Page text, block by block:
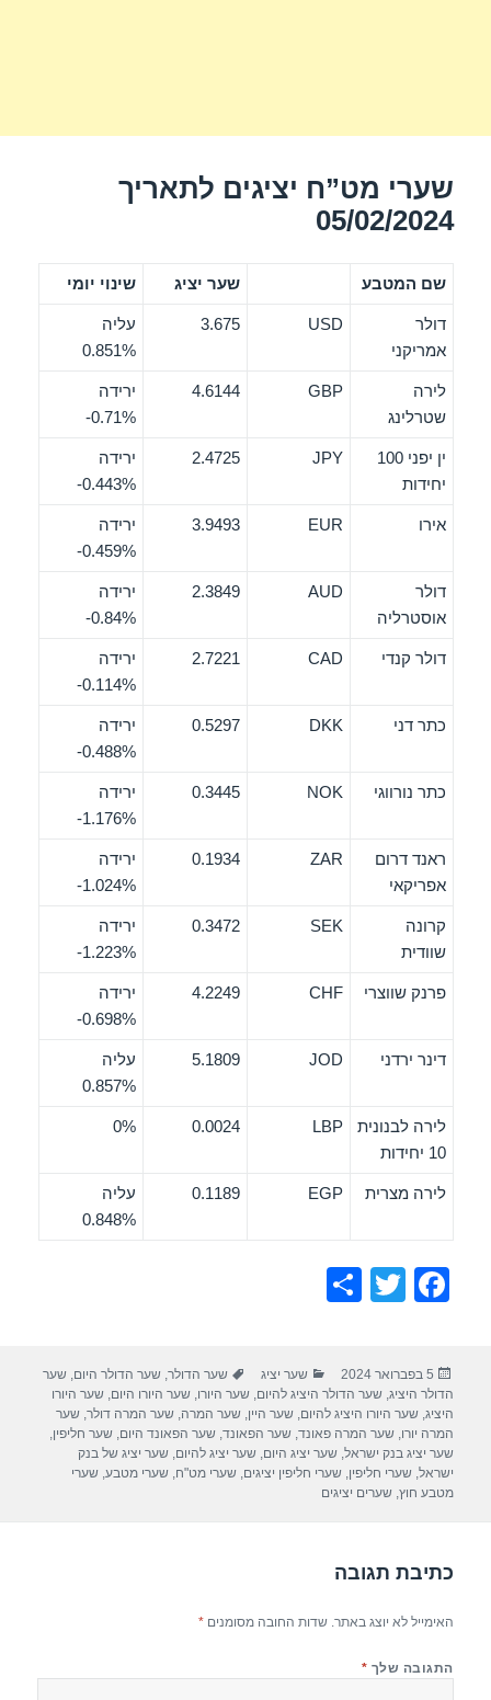
שערי מט”ח יציגים לתאריך
05/02/2024
שם המטבע שער יציג שינוי יומי
דולר
אמריקני
USD
3.675
עליה
0.851%
לירה
שטרלינג
GBP
4.6144
ירידה
‎-0.71%
ין יפני 100
יחידות
JPY
2.4725
ירידה
‎-0.443%
אירו EUR
3.9493
ירידה
‎-0.459%
דולר
אוסטרליה
AUD
2.3849
ירידה
‎-0.84%
דולר קנדי CAD
2.7221
ירידה
‎-0.114%
כתר דני DKK
0.5297
ירידה
‎-0.488%
כתר נורווגי NOK
0.3445
ירידה
‎-1.176%
ראנד דרום
אפריקאי
ZAR
0.1934
ירידה
‎-1.024%
קרונה
שוודית
SEK
0.3472
ירידה
‎-1.223%
פרנק שווצרי CHF
4.2249
ירידה
‎-0.698%
דינר ירדני JOD
5.1809
עליה
0.857%
לירה לבנונית
10 יחידות
LBP
0.0024
0%
לירה מצרית EGP
0.1189
עליה
0.848%
F
e
b
o
o
T
er
e
פורסם
בתאריך
5 בפברואר 2024 קטגוריות
שער יציג תגיות
שער הדולר,שער הדולר היום,שער
הדולר היציג,שער הדולר היציג להיום,שער היורו,שער היורו היום,שער היורו
היציג,שער היורו היציג להיום,שער היין,שער המרה,שער המרה דולר,שער
המרה יורו,שער המרה פאונד,שער הפאונד,שער הפאונד היום,שער חליפין,
שער יציג בנק ישראל,שער יציג היום,שער יציג להיום,שער יציג של בנק
ישראל,שערי חליפין,שערי חליפין יציגים,שערי מט"ח,שערי מטבע,שערי
מטבע חוץ,שערים יציגים
כתיבת תגובה
האימייל לא יוצג באתר. שדות החובה מסומנים*
התגובה שלך *